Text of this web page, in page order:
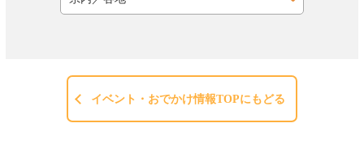
イベント・おでかけ情報TOPにもどる